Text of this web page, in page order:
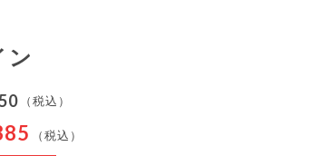
ン
（税込）
（税込）